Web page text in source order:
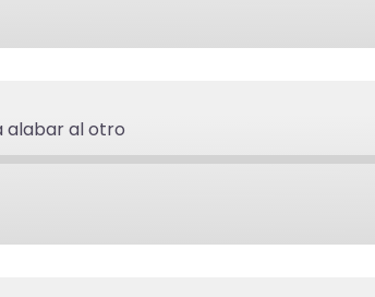
alabar al otro